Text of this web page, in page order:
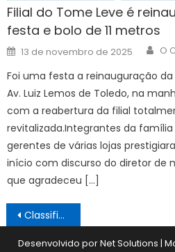
Filial do Tome Leve é
festa e bolo de 11 metros
Posted
on
13 de novembro de 2025 O
Foi uma festa a reinauguração da
Av. Luiz Lemos de Toledo, na
com a reabertura da filial
revitalizada.Integrantes da
gerentes de várias lojas
início com discurso do diretor de
que agradeceu […]
Navegação
de
Classificados 21/12
Desenvolvido por Net Solutions |